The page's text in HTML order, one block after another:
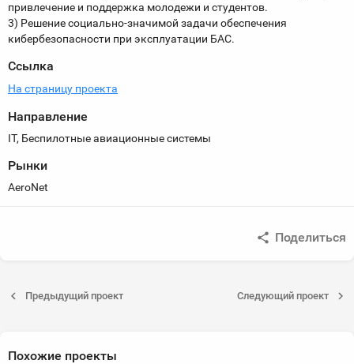
привлечение и поддержка молодежи и студентов.
3) Решение социально-значимой задачи обеспечения
кибербезопасности при эксплуатации БАС.
Ссылка
На страницу проекта
Направление
IT, Беспилотные авиационные системы
Рынки
AeroNet
Поделиться
Предыдущий проект Следующий проект
Похожие проекты